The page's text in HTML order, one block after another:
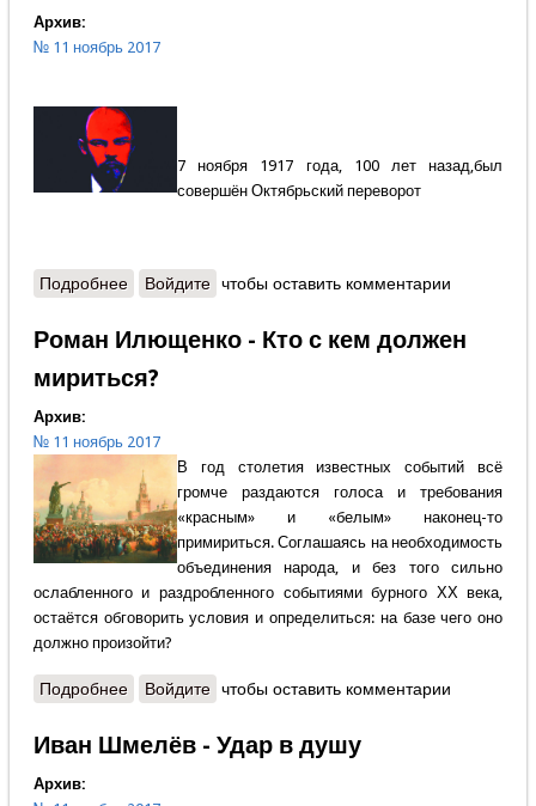
Архив:
№ 11 ноябрь 2017
7 ноября 1917 года, 100 лет назад,был
совершён Октябрьский переворот
Подробнеео Михаил Смолин - Революция, Ленин и советский
Войдите чтобы оставить комментарии
Роман Илющенко - Кто с кем должен
мириться?
Архив:
№ 11 ноябрь 2017
В год столетия известных событий всё
громче раздаются голоса и требования
«красным» и «белым» наконец-то
примириться. Соглашаясь на необходимость
объединения народа, и без того сильно
ослабленного и раздробленного событиями бурного ХХ века,
остаётся обговорить условия и определиться: на базе чего оно
должно произойти?
Подробнеео Роман Илющенко - Кто с кем должен мириться?
Войдите чтобы оставить комментарии
Иван Шмелёв - Удар в душу
Архив: